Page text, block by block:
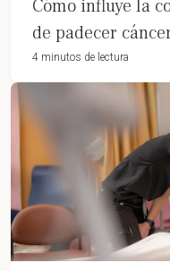
Cómo influye la
de padecer
4 minutos de lectura